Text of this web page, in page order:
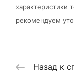
характеристики
рекомендуем
Назад к